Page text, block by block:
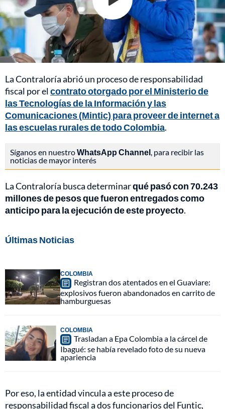
La Contraloría abrió un proceso de responsabilidad
fiscal por elcontrato otorgado por el Ministerio de
las Tecnologías de la Información y las
Comunicaciones (Mintic) para proveer de internet a
las escuelas rurales de todo Colombia.
Síganos en nuestroWhatsApp Channel , para recibir las
noticias de mayor interés
La Contraloría busca determinarqué pasó con 70.243
millones de pesos que fueron entregados como
anticipo para la ejecución de este proyecto.
Últimas Noticias
COLOMBIA
Registran dos atentados en el Guaviare:
explosivos fueron abandonados en carrito de
hamburguesas
COLOMBIA
Trasladan a Epa Colombia a la cárcel de
Ibagué: se había revelado foto de su nueva
apariencia
Por eso, la entidad vincula a este proceso de
responsabilidad fiscal a dos funcionarios del Funtic,